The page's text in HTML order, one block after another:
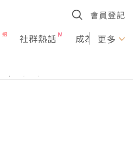
會員登記
社群熱話 成為U更多